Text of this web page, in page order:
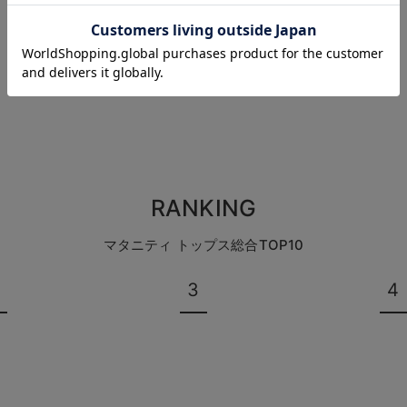
レビュー投稿がありません。
RANKING
マタニティ トップス総合TOP10
3 4
お気に入り商品を確認する